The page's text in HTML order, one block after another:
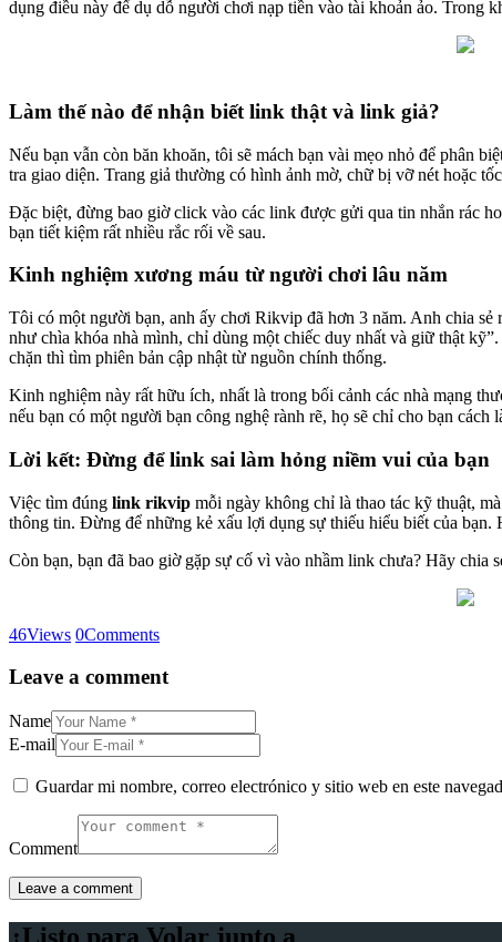
dụng điều này để dụ dỗ người chơi nạp tiền vào tài khoản ảo.
Làm thế nào để nhận biết link thật và link giả?
Nếu bạn vẫn còn băn khoăn, tôi sẽ mách bạn vài mẹo nhỏ để phân
tra giao diện. Trang giả thường có hình ảnh mờ, chữ bị vỡ nét hoặc
Đặc biệt, đừng bao giờ click vào các link được gửi qua tin nhắn rác
bạn tiết kiệm rất nhiều rắc rối về sau.
Kinh nghiệm xương máu từ người chơi lâu năm
Tôi có một người bạn, anh ấy chơi Rikvip đã hơn 3 năm. Anh chia
như chìa khóa nhà mình, chỉ dùng một chiếc duy nhất và giữ thật
chặn thì tìm phiên bản cập nhật từ nguồn chính thống.
Kinh nghiệm này rất hữu ích, nhất là trong bối cảnh các nhà mạng
nếu bạn có một người bạn công nghệ rành rẽ, họ sẽ chỉ cho bạn
Lời kết: Đừng để link sai làm hỏng niềm vui của bạn
Việc tìm đúng link rikvip mỗi ngày không chỉ là thao tác kỹ thuật,
thông tin. Đừng để những kẻ xấu lợi dụng sự thiếu hiểu biết của
Còn bạn, bạn đã bao giờ gặp sự cố vì vào nhầm link chưa? Hãy
46Views 0Comments
Leave a comment
Name
E-mail
Guardar mi nombre, correo electrónico y sitio web en este
Comment